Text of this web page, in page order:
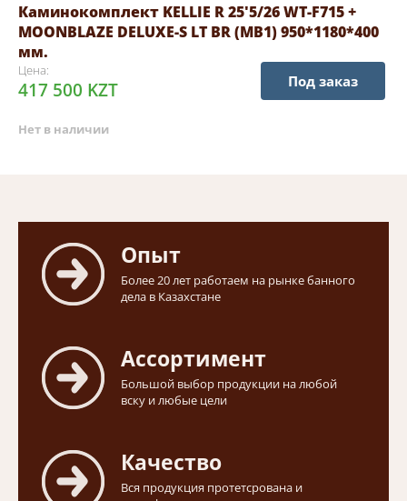
Каминокомплект KELLIE R 25'5/26 WT-F715 +
MOONBLAZE DELUXE-S LT BR (MB1) 950*1180*400
мм.
Цена:
417 500 KZT
Нет в наличии
Под заказ
Опыт
Более 20 лет работаем на рынке банного
дела в Казахстане
Ассортимент
Большой выбор продукции на любой
вску и любые цели
Качество
Вся продукция протетсрована и